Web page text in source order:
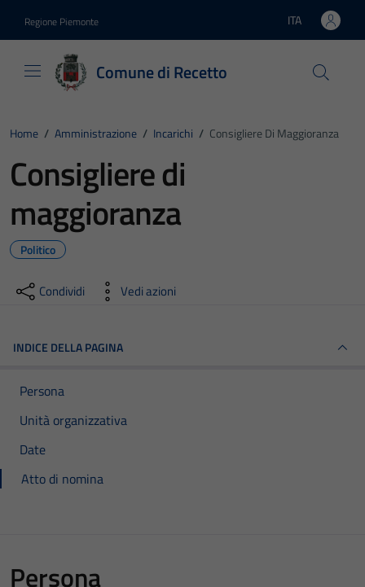
Regione Piemonte Lingua attiva:
ITA
Comune di Recetto
Home / Amministrazione / Incarichi / Consigliere Di Maggioranza
Consigliere di
maggioranza
Politico
Condividi Vedi azioni
INDICE DELLA PAGINA
Persona
Unità organizzativa
Date
Atto di nomina
Persona